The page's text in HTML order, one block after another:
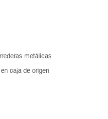
metálicas
caja de origen